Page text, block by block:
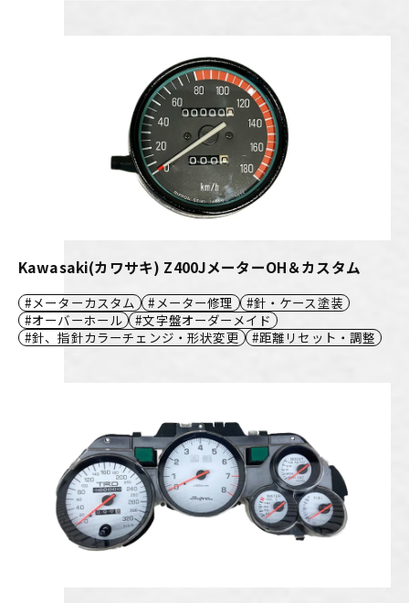
Kawasaki(カワサキ) Z400JメーターOH＆カスタム
メーターカスタム メーター修理
針・ケース塗装
オーバーホール
文字盤オーダーメイド
針、指針カラーチェンジ・形状変更
距離リセット・調整